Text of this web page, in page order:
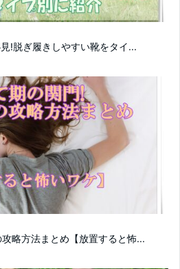
!脱ぎ履きしやすい靴をタイ...
略方法まとめ【放置すると怖...